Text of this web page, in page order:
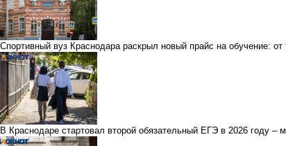
Спортивный вуз Краснодара раскрыл новый прайс на обучение:
В Краснодаре стартовал второй обязательный ЕГЭ в 2026 году –